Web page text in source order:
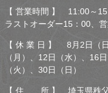
【 営業時間 】 11:00～
ラストオーダー15：00、
【 休 業 日 】 8月2日（
（月）、12日（水）、16
（火）、30日（日）
【 住 所 】 埼玉県秩父